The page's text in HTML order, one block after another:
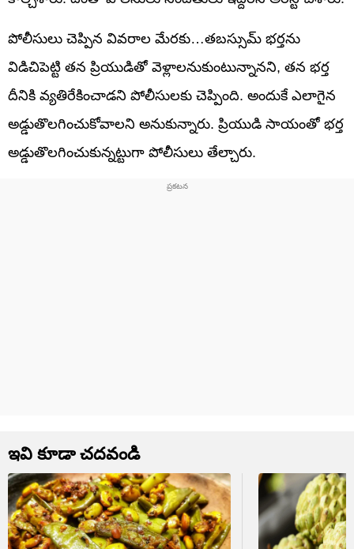
పోలీసులు చెప్పిన వివరాల మేరకు…తబస్సుమ్‌ భర్తను
విడిచిపెట్టి తన ప్రియుడితో వెళ్లాలనుకుంటున్నానని, తన భర్త
దీనికి వ్యతిరేకించాడని పోలీసులకు చెప్పింది. అందుకే ఎలాగైన
అడ్డుతొలగించుకోవాలని అనుకున్నారు. ప్రియుడి సాయంతో భర్త
అడ్డుతొలగించుకున్నట్టుగా పోలీసులు తేల్చారు.
ఇవి కూడా చదవండి